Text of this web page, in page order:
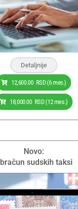
Detaljnije
12,600.00 RSD(6 mes.)
18,000.00 RSD(12 mes.)
Novo:
sudskih taksi